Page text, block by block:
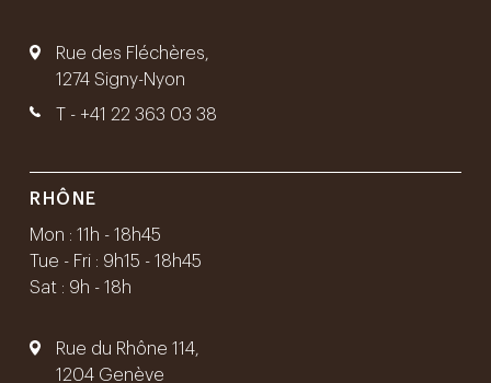
Rue des Fléchères,
1274 Signy-Nyon
T - +41 22 363 03 38
RHÔNE
Mon : 11h - 18h45
Tue - Fri : 9h15 - 18h45
Sat : 9h - 18h
Rue du Rhône 114,
1204 Genève